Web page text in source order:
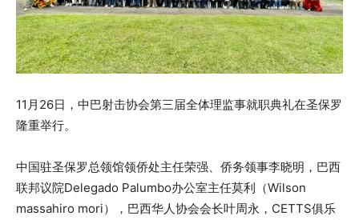
11月26日，中巴射击协会第三届全体理监事就职典礼在圣保罗
隆重举行。
中国驻圣保罗总领馆领侨处主任荣强、侨务领事李晓明，巴西
联邦议院Delegado Palumbo办公室主任莫利（Wilson
massahiro mori），巴西华人协会会长叶周永，CETTS俱乐